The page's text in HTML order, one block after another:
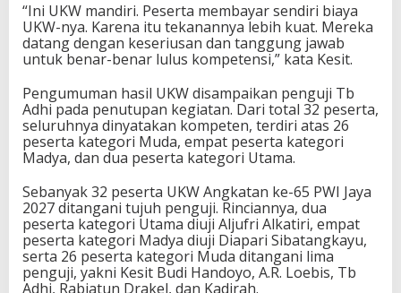
“Ini UKW mandiri. Peserta membayar sendiri biaya
UKW-nya. Karena itu tekanannya lebih kuat. Mereka
datang dengan keseriusan dan tanggung jawab
untuk benar-benar lulus kompetensi,” kata Kesit.
Pengumuman hasil UKW disampaikan penguji Tb
Adhi pada penutupan kegiatan. Dari total 32 peserta,
seluruhnya dinyatakan kompeten, terdiri atas 26
peserta kategori Muda, empat peserta kategori
Madya, dan dua peserta kategori Utama.
Sebanyak 32 peserta UKW Angkatan ke-65 PWI Jaya
2027 ditangani tujuh penguji. Rinciannya, dua
peserta kategori Utama diuji Aljufri Alkatiri, empat
peserta kategori Madya diuji Diapari Sibatangkayu,
serta 26 peserta kategori Muda ditangani lima
penguji, yakni Kesit Budi Handoyo, A.R. Loebis, Tb
Adhi, Rabiatun Drakel, dan Kadirah.